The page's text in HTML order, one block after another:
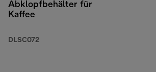
Abklopfbehälter für
Kaffee
DLSC072